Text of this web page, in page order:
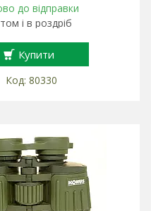
до відправки
і в роздріб
Купити
80330